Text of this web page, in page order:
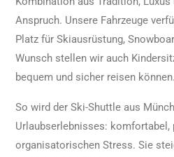
Anspruch. Unsere Fahrzeuge
Platz für Skiausrüstung,
Wunsch stellen wir auch
bequem und sicher reisen können.
So wird der Ski-Shuttle aus
Urlaubserlebnisses: komfortabel,
organisatorischen Stress. Sie